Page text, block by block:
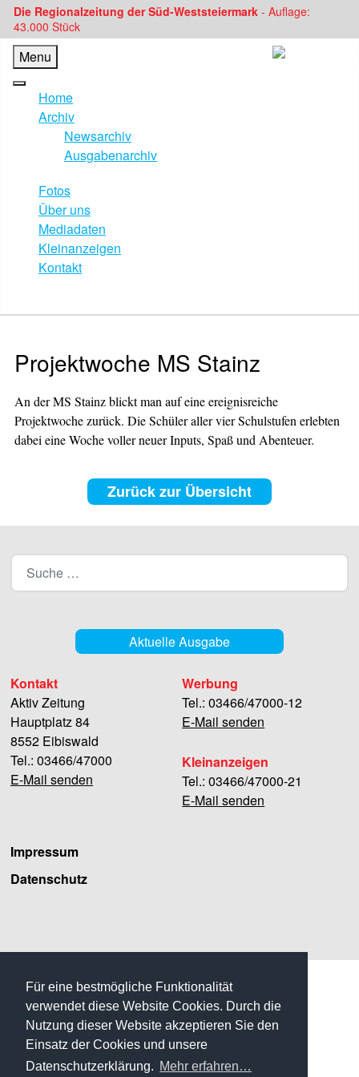
Für eine bestmögliche Funktionalität
verwendet diese Website Cookies. Durch die
Nutzung dieser Website akzeptieren Sie den
Einsatz der Cookies und unsere
Datenschutzerklärung. Mehr erfahren…
Die Regionalzeitung der Süd-Weststeiermark - Auflage:
43.000 Stück
Menu
Home
Archiv
Newsarchiv
Ausgabenarchiv
Fotos
Über uns
Mediadaten
Kleinanzeigen
Kontakt
Projektwoche MS Stainz
An der MS Stainz blickt man auf eine ereignisreiche
Projektwoche zurück. Die Schüler aller vier Schulstufen erlebten
dabei eine Woche voller neuer Inputs, Spaß und Abenteuer.
Zurück zur Übersicht
Aktuelle Ausgabe
Kontakt
Aktiv Zeitung
Hauptplatz 84
8552 Eibiswald
Tel.: 03466/47000
E-Mail senden
Werbung
Tel.: 03466/47000-12
E-Mail senden
Kleinanzeigen
Tel.: 03466/47000-21
E-Mail senden
Impressum
Datenschutz